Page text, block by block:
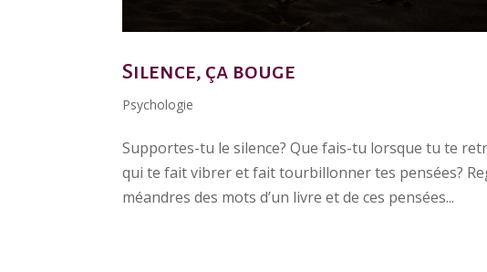
Silence, ça bouge
Psychologie
Supportes-tu le silence? Que fais-tu lorsque tu te
qui te fait vibrer et fait tourbillonner tes pensées?
méandres des mots d’un livre et de ces pensées...